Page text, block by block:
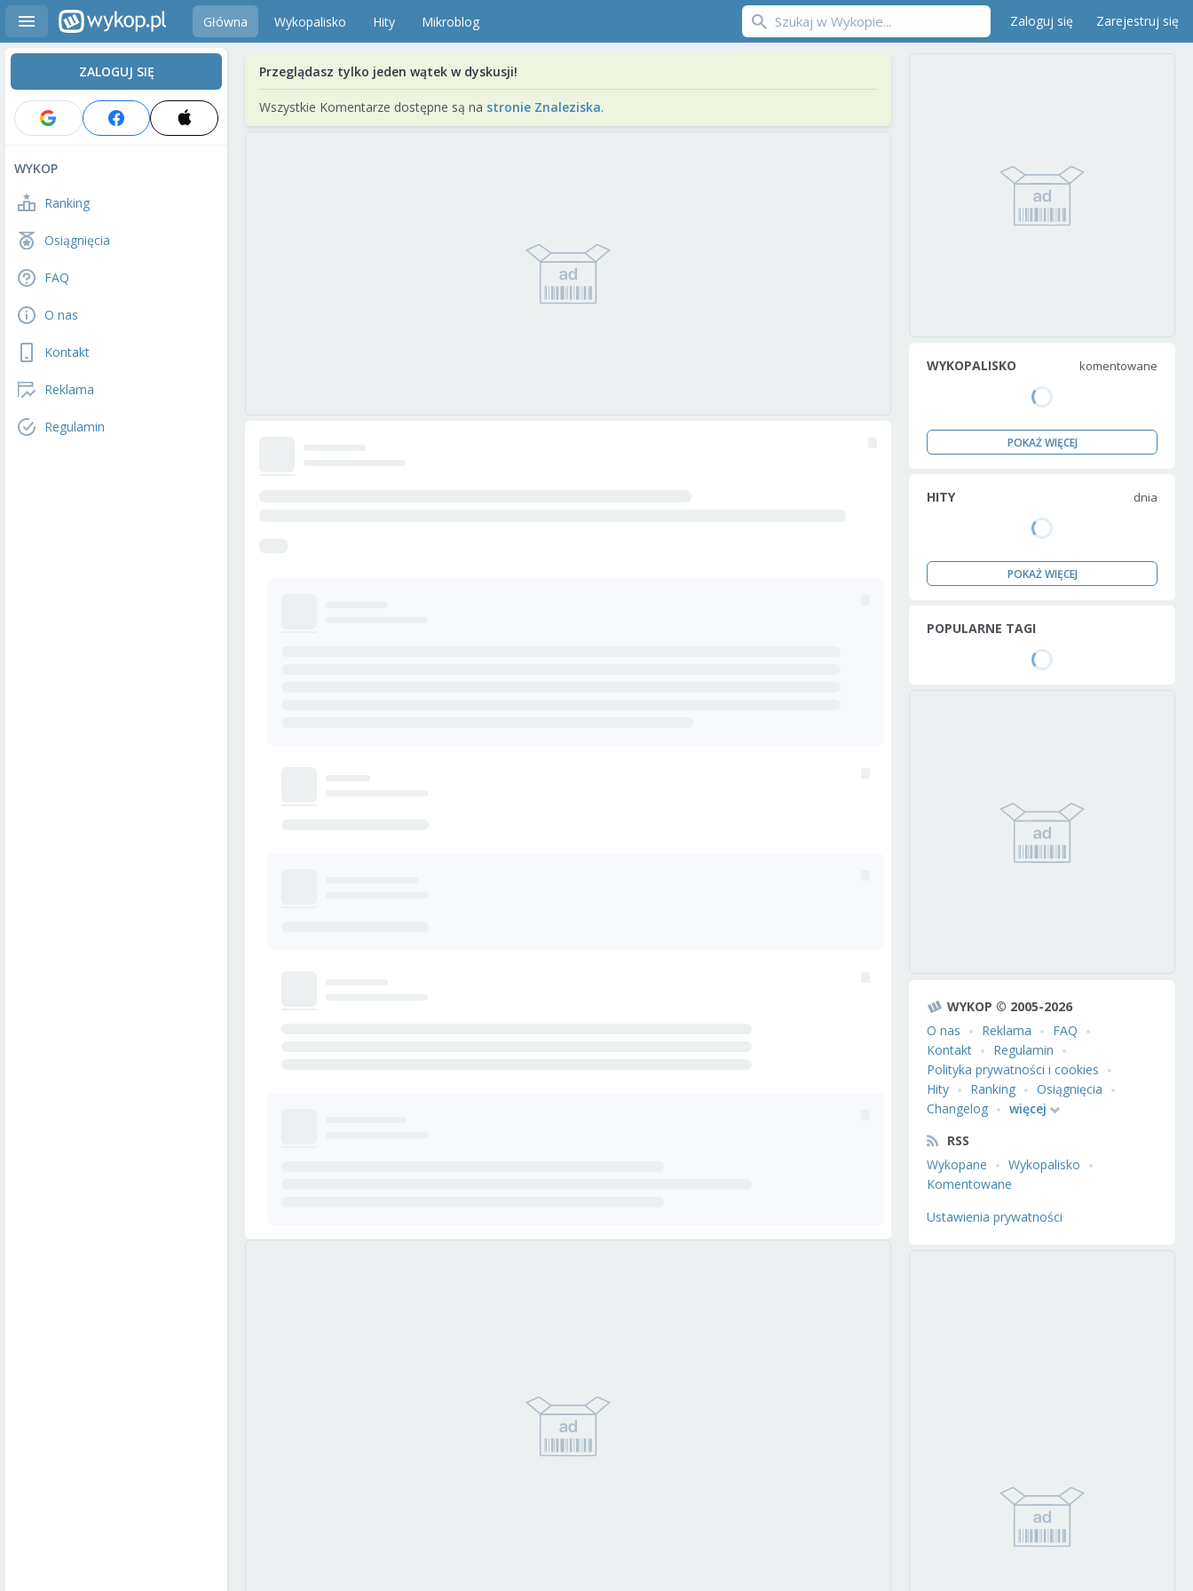
Główna Wykopalisko Hity Mikroblog Zaloguj się Zarejestruj się
ZALOGUJ SIĘ
WYKOP
Ranking
Osiągnięcia
FAQ
O nas
Kontakt
Reklama
Regulamin
Przeglądasz tylko jeden wątek w dyskusji!
Wszystkie Komentarze dostępne są na stronie Znaleziska.
WYKOPALISKO komentowane
POKAŻ WIĘCEJ
HITY dnia
POKAŻ WIĘCEJ
POPULARNE TAGI
WYKOP © 2005-2026
O nas
Reklama
FAQ
Kontakt
Regulamin
Polityka prywatności i cookies
Hity
Ranking
Osiągnięcia
Changelog
więcej
RSS
Wykopane
Wykopalisko
Komentowane
Ustawienia prywatności